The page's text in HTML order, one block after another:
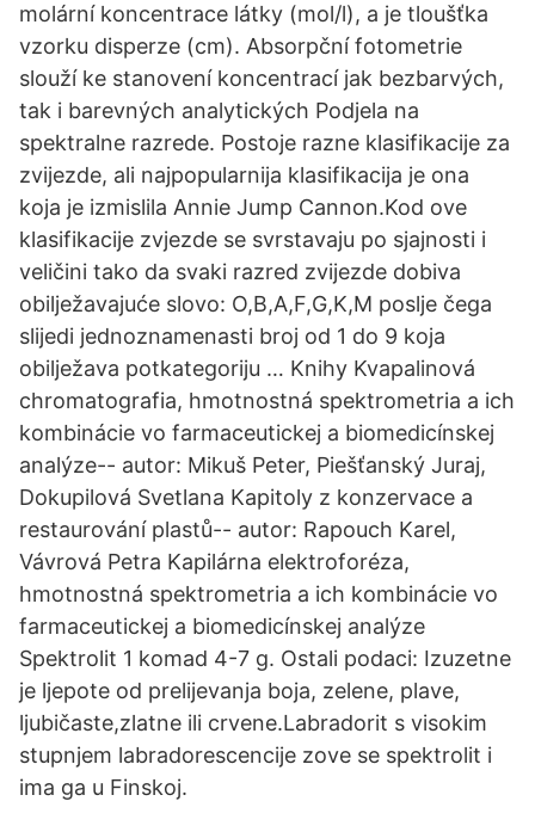
molární koncentrace látky (mol/l), a je tloušťka
vzorku disperze (cm). Absorpční fotometrie
slouží ke stanovení koncentrací jak bezbarvých,
tak i barevných analytických Podjela na
spektralne razrede. Postoje razne klasifikacije za
zvijezde, ali najpopularnija klasifikacija je ona
koja je izmislila Annie Jump Cannon.Kod ove
klasifikacije zvjezde se svrstavaju po sjajnosti i
veličini tako da svaki razred zvijezde dobiva
obilježavajuće slovo: O,B,A,F,G,K,M poslje čega
slijedi jednoznamenasti broj od 1 do 9 koja
obilježava potkategoriju … Knihy Kvapalinová
chromatografia, hmotnostná spektrometria a ich
kombinácie vo farmaceutickej a biomedicínskej
analýze-- autor: Mikuš Peter, Piešťanský Juraj,
Dokupilová Svetlana Kapitoly z konzervace a
restaurování plastů-- autor: Rapouch Karel,
Vávrová Petra Kapilárna elektroforéza,
hmotnostná spektrometria a ich kombinácie vo
farmaceutickej a biomedicínskej analýze
Spektrolit 1 komad 4-7 g. Ostali podaci: Izuzetne
je ljepote od prelijevanja boja, zelene, plave,
ljubičaste,zlatne ili crvene.Labradorit s visokim
stupnjem labradorescencije zove se spektrolit i
ima ga u Finskoj.